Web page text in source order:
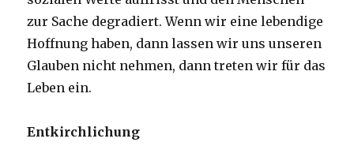
zur Sache degradiert. Wenn wir eine lebendige
Hoffnung haben, dann lassen wir uns unseren
Glauben nicht nehmen, dann treten wir für das
Leben ein.
Entkirchlichung